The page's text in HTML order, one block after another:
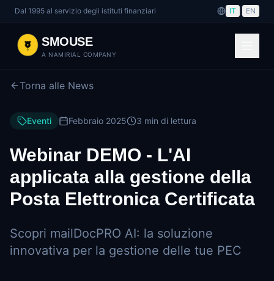
Dal 1995 al servizio degli istituti finanziari IT EN
SMOUSE
A NAMIRIAL COMPANY
Torna alle News
Eventi Febbraio 2025 3 min di lettura
Webinar DEMO - L'AI
applicata alla gestione della
Posta Elettronica Certificata
Scopri mailDocPRO AI: la soluzione
innovativa per la gestione delle tue PEC